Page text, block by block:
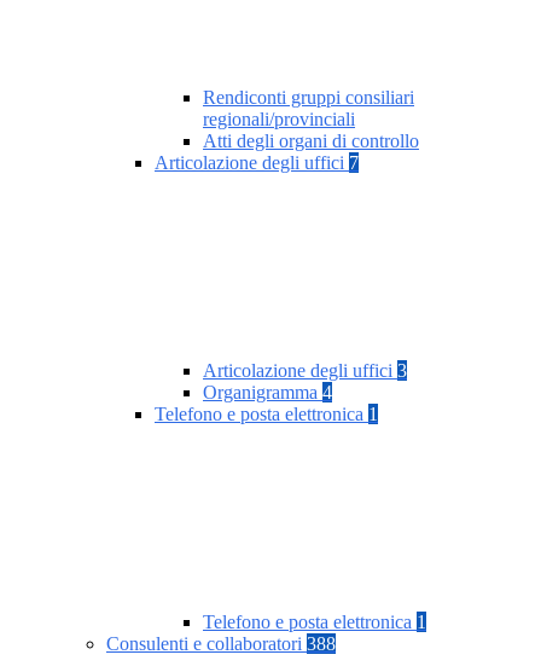
Rendiconti gruppi consiliari
regionali/provinciali
Atti degli organi di controllo
Articolazione degli uffici 7
Articolazione degli uffici 3
Organigramma 4
Telefono e posta elettronica 1
Telefono e posta elettronica 1
Consulenti e collaboratori 388